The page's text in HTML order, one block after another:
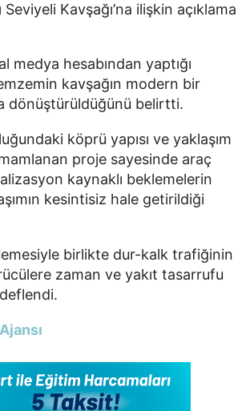
Seviyeli Kavşağı’na ilişkin açıklama
medya hesabından yaptığı
kavşağın modern bir
dönüştürüldüğünü belirtti.
köprü yapısı ve yaklaşım
proje sayesinde araç
kaynaklı beklemelerin
kesintisiz hale getirildiği
birlikte dur-kalk trafiğinin
zaman ve yakıt tasarrufu